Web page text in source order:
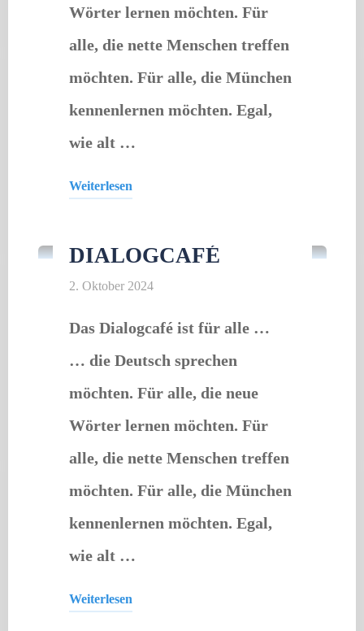
Wörter lernen möchten. Für
alle, die nette Menschen treffen
möchten. Für alle, die München
kennenlernen möchten. Egal,
wie alt …
Weiterlesen
DIALOGCAFÉ
2. Oktober 2024
Das Dialogcafé ist für alle …
… die Deutsch sprechen
möchten. Für alle, die neue
Wörter lernen möchten. Für
alle, die nette Menschen treffen
möchten. Für alle, die München
kennenlernen möchten. Egal,
wie alt …
Weiterlesen